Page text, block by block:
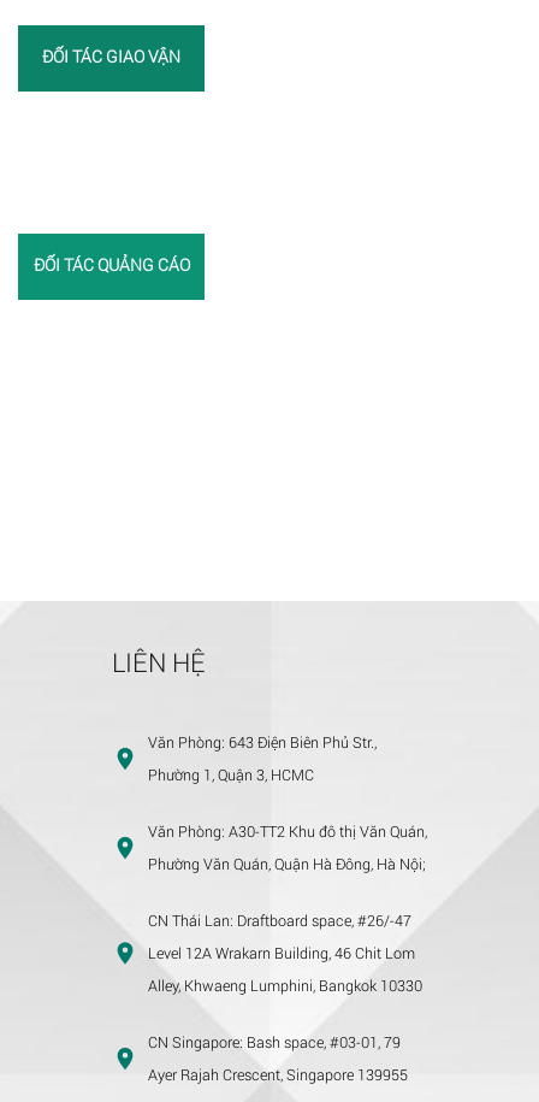
ĐỐI TÁC GIAO VẬN
ĐỐI TÁC QUẢNG CÁO
LIÊN HỆ
Văn Phòng: 643 Điện Biên Phủ Str.,
Phường 1, Quận 3, HCMC
Văn Phòng: A30-TT2 Khu đô thị Văn Quán,
Phường Văn Quán, Quận Hà Đông, Hà Nội;
CN Thái Lan: Draftboard space, #26/-47
Level 12A Wrakarn Building, 46 Chit Lom
Alley, Khwaeng Lumphini, Bangkok 10330
CN Singapore: Bash space, #03-01, 79
Ayer Rajah Crescent, Singapore 139955